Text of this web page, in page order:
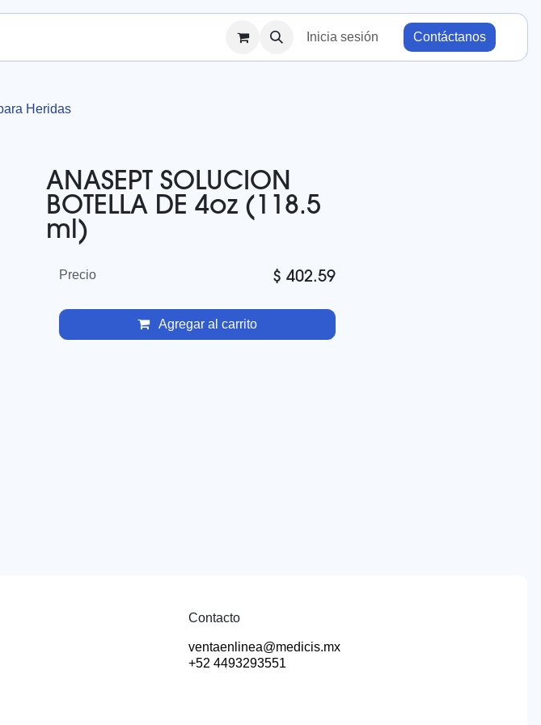
Inicia sesión Contáctanos
Heridas
ANASEPT SOLUCION
BOTELLA DE 4oz (118.5
ml)
Agregar al carrito
Precio $ 402.59
Contacto
ventaenlinea@medicis.mx
+52 4493293551